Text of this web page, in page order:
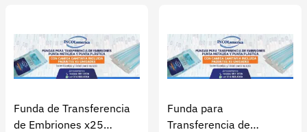
Funda de Transferencia
de Embriones x25
Funda para
Transferencia de